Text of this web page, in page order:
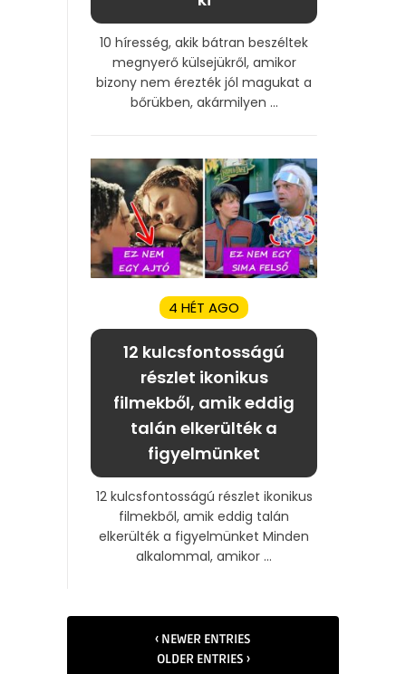
10 híresség, akik bátran beszéltek
megnyerő külsejükről, amikor
bizony nem érezték jól magukat a
bőrükben, akármilyen ...
4 HÉT AGO
12 kulcsfontosságú
részlet ikonikus
filmekből, amik eddig
talán elkerülték a
figyelmünket
12 kulcsfontosságú részlet ikonikus
filmekből, amik eddig talán
elkerülték a figyelmünket Minden
alkalommal, amikor ...
‹ NEWER ENTRIES
OLDER ENTRIES ›